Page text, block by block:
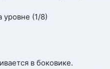
уровне (1/8)
в боковике.